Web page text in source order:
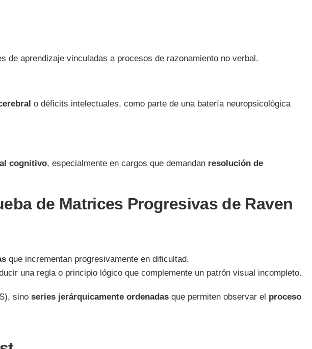
de aprendizaje vinculadas a procesos de razonamiento no verbal.
o déficits intelectuales, como parte de una batería neuropsicológica
cognitivo, especialmente en cargos que demandan resolución de
de Matrices Progresivas de Raven
que incrementan progresivamente en dificultad.
una regla o principio lógico que complemente un patrón visual incompleto.
sino series jerárquicamente ordenadas que permiten observar el proceso